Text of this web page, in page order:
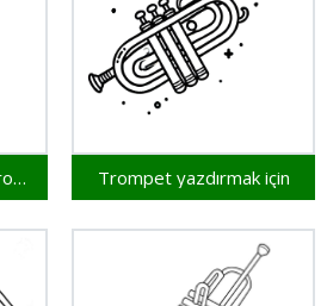
Yazdırılabilir bedava Trompet Trompet yazdırmak için